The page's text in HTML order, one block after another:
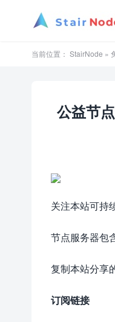
当前位置： StairNode »
公益节
关注本站可持
节点服务器包
复制本站分享
订阅链接